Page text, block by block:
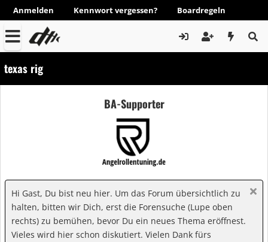
Anmelden Kennwort vergessen? Boardregeln
texas rig
BA-Supporter
Hi Gast, Du bist neu hier. Um das Forum übersichtlich zu
halten, bitten wir Dich, erst die Forensuche (Lupe oben
rechts) zu bemühen, bevor Du ein neues Thema eröffnest.
Vieles wird hier schon diskutiert. Vielen Dank fürs